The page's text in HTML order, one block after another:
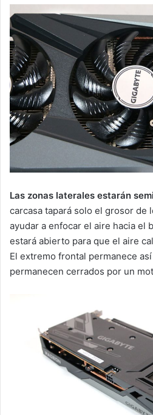
Las zonas laterales estarán
carcasa tapará solo el grosor de
ayudar a enfocar el aire hacia el
estará abierto para que el aire
El extremo frontal permanece
permanecen cerrados por un